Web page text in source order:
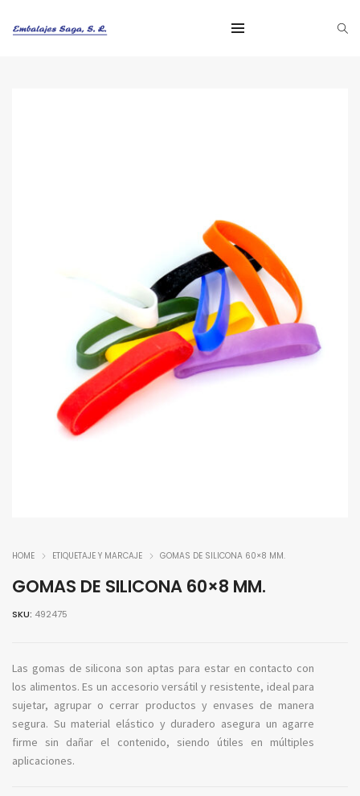
HOME ETIQUETAJE Y MARCAJE GOMAS DE SILICONA 60×8 MM.
GOMAS DE SILICONA 60×8 MM.
SKU: 492475
Las gomas de silicona son aptas para estar en contacto con
los alimentos. Es un accesorio versátil y resistente, ideal para
sujetar, agrupar o cerrar productos y envases de manera
segura. Su material elástico y duradero asegura un agarre
firme sin dañar el contenido, siendo útiles en múltiples
aplicaciones.